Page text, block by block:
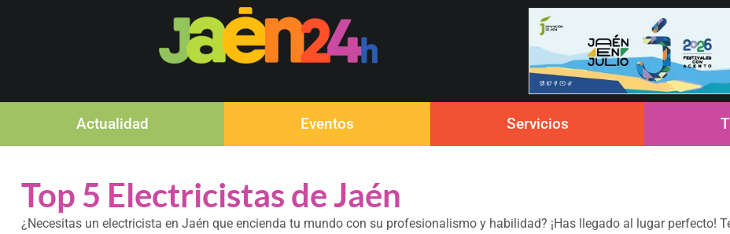
Actualidad Eventos Servicios
Top 5 Electricistas de Jaén
¿Necesitas un electricista en Jaén que encienda tu mundo con su profesionalismo y habilidad? ¡Has llegado al lugar perfecto!